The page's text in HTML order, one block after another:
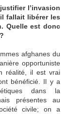
l’invasion
fallait libérer les
Quelle est donc
afghanes du
opportuniste
réalité, il est vrai
bénéficié. Il y a
dans la
présentes au
civile; on a